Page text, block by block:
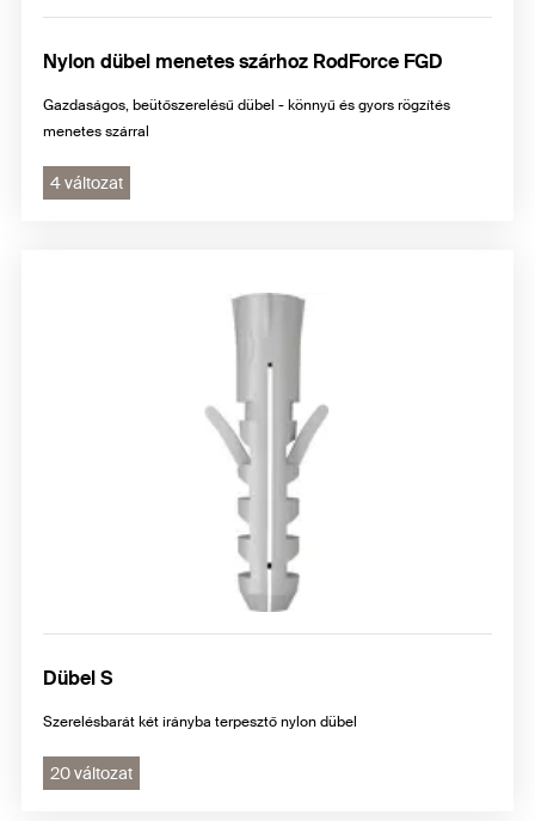
Nylon dübel menetes szárhoz RodForce FGD
Gazdaságos, beütőszerelésű dübel - könnyű és gyors rögzítés
menetes szárral
4 változat
Dübel S
Szerelésbarát két irányba terpesztő nylon dübel
20 változat